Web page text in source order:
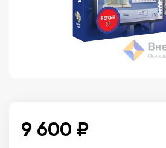
9 600 ₽